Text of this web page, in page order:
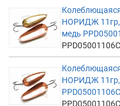
НОРИДЖ 11гр,
медь
НОРИДЖ